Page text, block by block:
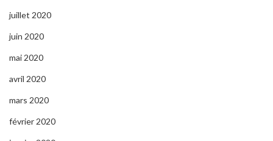
juillet 2020
juin 2020
mai 2020
avril 2020
mars 2020
février 2020